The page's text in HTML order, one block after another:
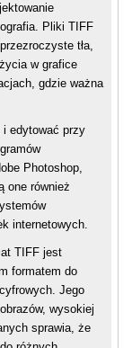
Pliki TIFF
tła,
w grafice
gdzie ważna
i edytować przy
Photoshop,
one również
internetowych.
TIFF jest
formatem do
Jego
wysokiej
sprawia, że